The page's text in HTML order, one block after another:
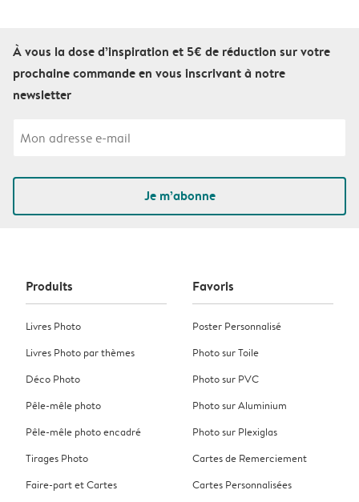
À vous la dose d’inspiration et 5€ de réduction sur votre
prochaine commande en vous inscrivant à notre
newsletter
Je m’abonne
Produits
Livres Photo
Livres Photo par thèmes
Déco Photo
Pêle-mêle photo
Pêle-mêle photo encadré
Tirages Photo
Faire-part et Cartes
Favoris
Poster Personnalisé
Photo sur Toile
Photo sur PVC
Photo sur Aluminium
Photo sur Plexiglas
Cartes de Remerciement
Cartes Personnalisées